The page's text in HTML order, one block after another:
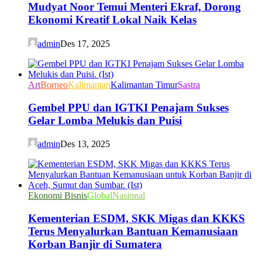
Mudyat Noor Temui Menteri Ekraf, Dorong
Ekonomi Kreatif Lokal Naik Kelas
adminDes 17, 2025
ArtBorneoKalimantanKalimantan TimurSastra
Gembel PPU dan IGTKI Penajam Sukses
Gelar Lomba Melukis dan Puisi
adminDes 13, 2025
Ekonomi BisnisGlobalNasional
Kementerian ESDM, SKK Migas dan KKKS
Terus Menyalurkan Bantuan Kemanusiaan
Korban Banjir di Sumatera